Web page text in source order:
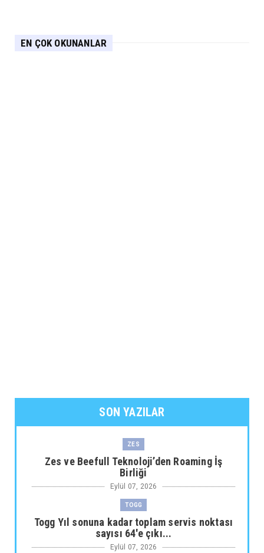
EN ÇOK OKUNANLAR
SON YAZILAR
ZES
Zes ve Beefull Teknoloji’den Roaming İş
Birliği
Eylül 07, 2026
TOGG
Togg Yıl sonuna kadar toplam servis noktası
sayısı 64'e çıkı...
Eylül 07, 2026